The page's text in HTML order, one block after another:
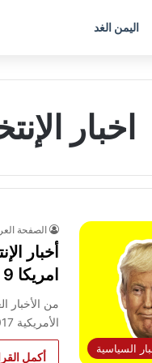
اليمن الغد
اخبار
السياسية
الصفحة
امريكا 9 نوفمبر تشرين الثاني 2016 نتائج الإنتخابات الأمريكية 2016
الأمريكية 2017 اخبار امريكا 9-11-2016. US…
أكمل